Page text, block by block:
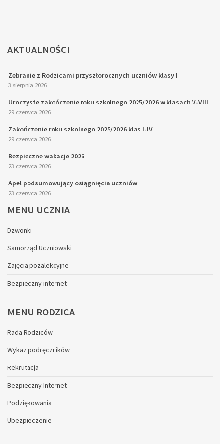
AKTUALNOŚCI
Zebranie z Rodzicami przyszłorocznych uczniów klasy I
3 sierpnia 2026
Uroczyste zakończenie roku szkolnego 2025/2026 w klasach V-VIII
29 czerwca 2026
Zakończenie roku szkolnego 2025/2026 klas I-IV
29 czerwca 2026
Bezpieczne wakacje 2026
23 czerwca 2026
Apel podsumowujący osiągnięcia uczniów
23 czerwca 2026
MENU UCZNIA
Dzwonki
Samorząd Uczniowski
Zajęcia pozalekcyjne
Bezpieczny internet
MENU RODZICA
Rada Rodziców
Wykaz podręczników
Rekrutacja
Bezpieczny Internet
Podziękowania
Ubezpieczenie